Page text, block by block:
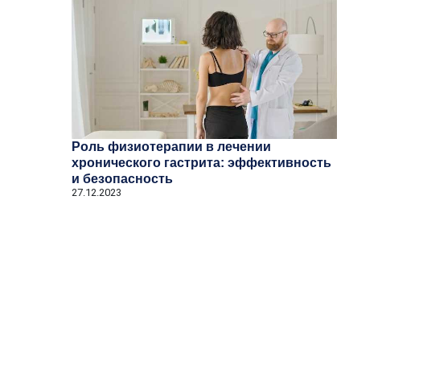
Роль физиотерапии в лечении
хронического гастрита: эффективность
и безопасность
27.12.2023